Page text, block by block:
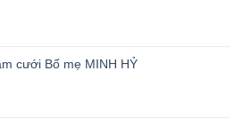
cưới Bố mẹ MINH HỶ